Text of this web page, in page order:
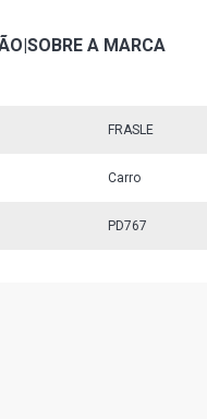
|SOBRE A MARCA
FRASLE
Carro
PD767